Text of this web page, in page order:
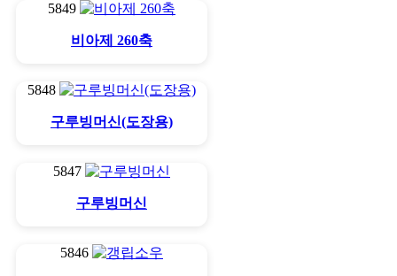
5849
비아제 260축
5848
구루빙머신(도장용)
5847
구루빙머신
5846